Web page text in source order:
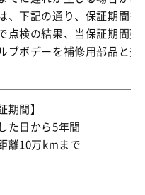
、下記の通り、保証期間
点検の結果、当保証期間
ブボデーを補修用部品と
期間】
た日から5年間
離10万kmまで